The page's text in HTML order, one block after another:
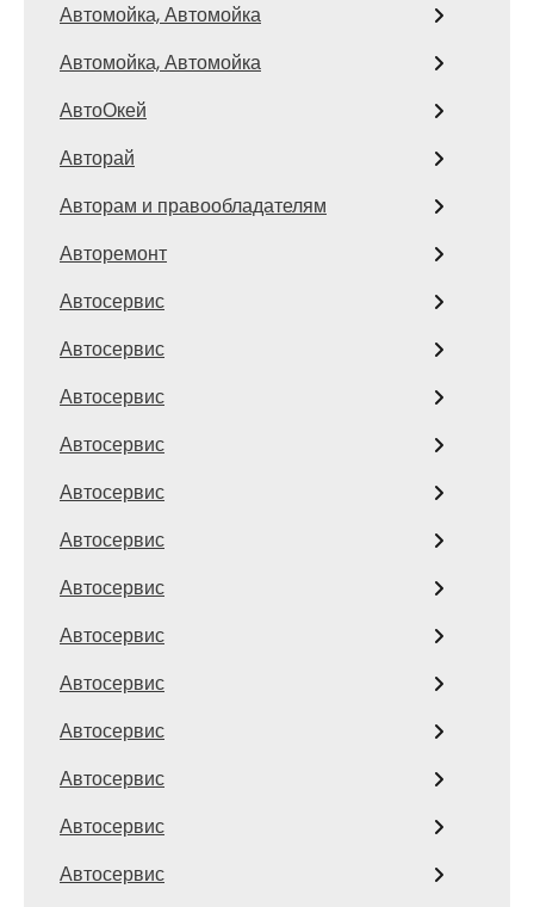
Автомойка, Автомойка
Автомойка, Автомойка
АвтоОкей
Авторай
Авторам и правообладателям
Авторемонт
Автосервис
Автосервис
Автосервис
Автосервис
Автосервис
Автосервис
Автосервис
Автосервис
Автосервис
Автосервис
Автосервис
Автосервис
Автосервис